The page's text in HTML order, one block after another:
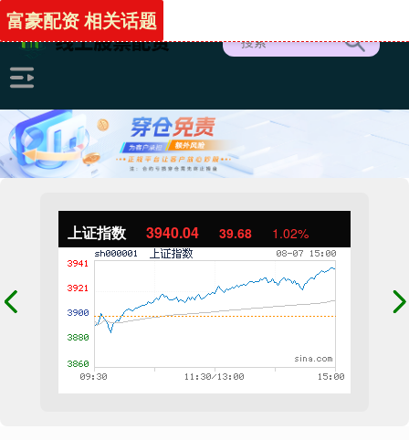
上证指数 3940.04 39.68 1.02%
富豪配资 相关话题